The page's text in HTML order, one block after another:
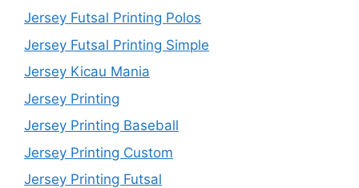
Jersey Futsal Printing Polos
Jersey Futsal Printing Simple
Jersey Kicau Mania
Jersey Printing
Jersey Printing Baseball
Jersey Printing Custom
Jersey Printing Futsal